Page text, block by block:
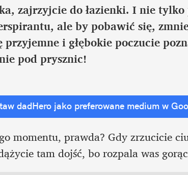
zajrzyjcie do łazienki. I nie tylko
ale by pobawić się,
i głębokie poczucie
pod prysznic!
dadHero jako preferowane medium w
momentu, prawda? Gdy zrzucicie
tam dojść, bo rozpala was